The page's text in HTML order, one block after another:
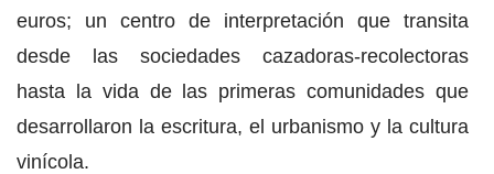
euros; un centro de interpretación que transita
desde las sociedades cazadoras-recolectoras
hasta la vida de las primeras comunidades que
desarrollaron la escritura, el urbanismo y la cultura
vinícola.